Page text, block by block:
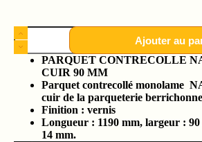
Ajouter au
PARQUET CONTRECOLLE
CUIR 90 MM
Parquet contrecollé monolame
cuir de la parqueterie
Finition : vernis
Longueur : 1190 mm, largeur : 90
14 mm.